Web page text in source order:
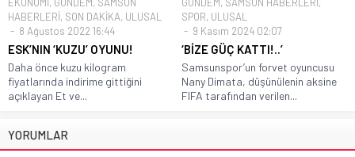
HABERLERİ, SON DAKİKA, ULUSAL
8 Ağustos 2022 16:44
ESK’NIN ‘KUZU’ OYUNU!
Daha önce kuzu kilogram
fiyatlarında indirime gittiğini
açıklayan Et ve...
SPOR, ULUSAL
9 Kasım 2024 02:07
‘BİZE GÜÇ KATTI!..’
Samsunspor’un forvet oyuncusu
Nany Dimata, düşünülenin aksine
FIFA tarafından verilen...
YORUMLAR